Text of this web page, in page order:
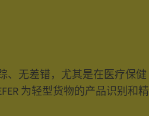
、无差错，尤其是在医疗保健
为轻型货物的产品识别和精